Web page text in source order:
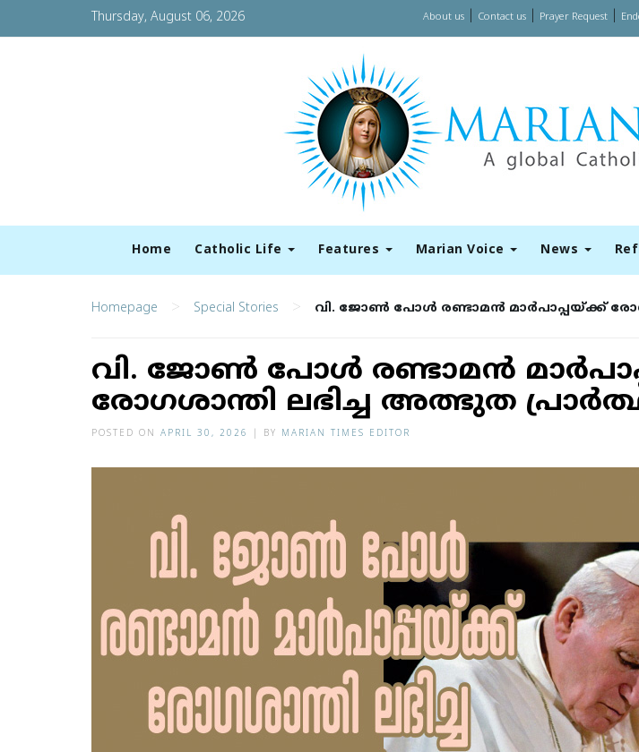
Thursday, August 06, 2026 About us| Contact us| Prayer Request|
Home Catholic Life Features Marian Voice News
Homepage > Special Stories > വി. ജോണ്‍ പോള്‍ രണ്ടാമന്‍ മാര്‍പാപ്പയ്ക്ക്
വി. ജോണ്‍ പോള്‍ രണ്ടാമന്‍
രോഗശാന്തി ലഭിച്ച അത്ഭുത
POSTED ON APRIL 30, 2026 BY MARIAN TIMES EDITOR